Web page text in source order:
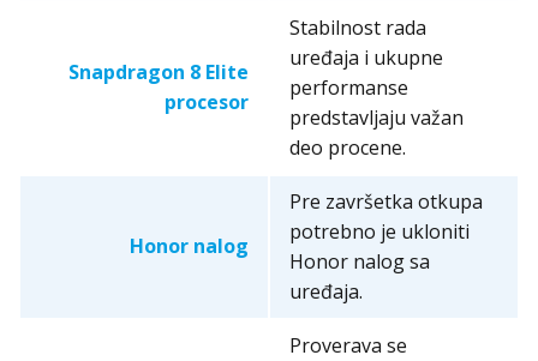
Snapdragon 8 Elite
procesor
Stabilnost rada
uređaja i ukupne
performanse
predstavljaju važan
deo procene.
Honor nalog
Pre završetka otkupa
potrebno je ukloniti
Honor nalog sa
uređaja.
Proverava se